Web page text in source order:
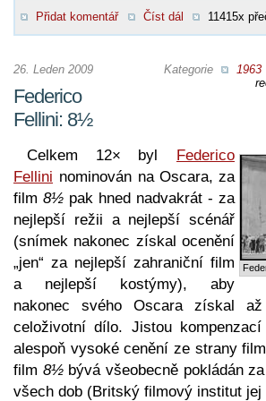
Přidat komentář Číst dál 11415x
Kategorie 1963
26. Leden 2009
Federico
Fellini: 8½
Celkem 12× byl
Federico
Fellini nominován na Oscara, za
film 8½ pak hned nadvakrát - za
nejlepší režii a nejlepší scénář
(snímek nakonec získal ocenění
„jen“ za nejlepší zahraniční film
a nejlepší kostýmy), aby
nakonec svého Oscara získal
celoživotní dílo. Jistou
alespoň vysoké cenění ze strany
film 8½bývá všeobecně pokládán
všech dob (Britský filmový institut